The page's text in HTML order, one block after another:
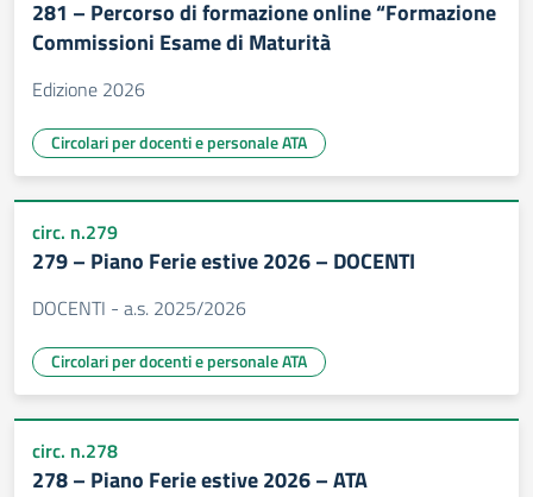
281 – Percorso di formazione online “Formazione
Commissioni Esame di Maturità
Edizione 2026
Circolari per docenti e personale ATA
circ. n.279
279 – Piano Ferie estive 2026 – DOCENTI
DOCENTI - a.s. 2025/2026
Circolari per docenti e personale ATA
circ. n.278
278 – Piano Ferie estive 2026 – ATA